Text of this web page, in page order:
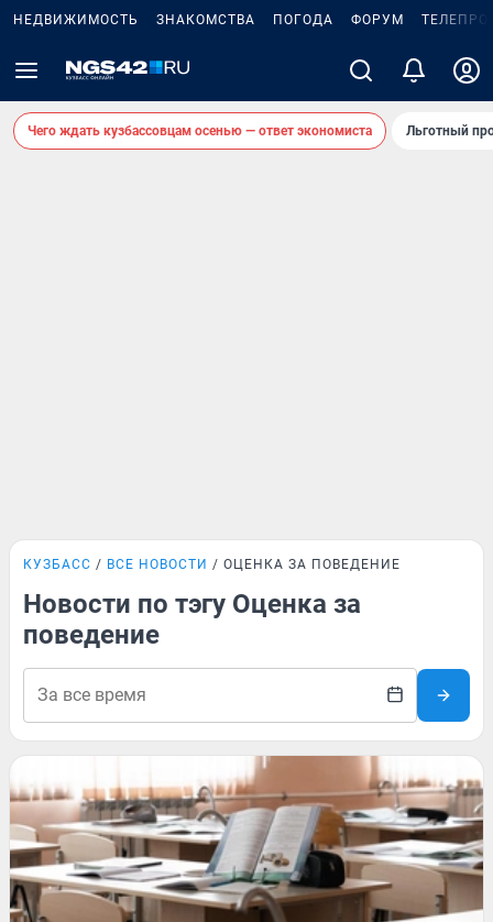
НЕДВИЖИМОСТЬ ЗНАКОМСТВА ПОГОДА ФОРУМ
Чего ждать кузбассовцам осенью — ответ экономиста Льготный
КУЗБАСС ВСЕ НОВОСТИ ОЦЕНКА ЗА ПОВЕДЕНИЕ
Новости по тэгу Оценка за
поведение